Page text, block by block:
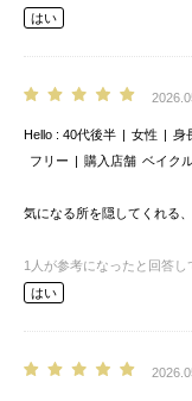
はい
Hello 40代後半 女性 身
フリー
購入店舗 ベイク
気になる所を隠してくれる
1 人が参考になったと回答し
はい